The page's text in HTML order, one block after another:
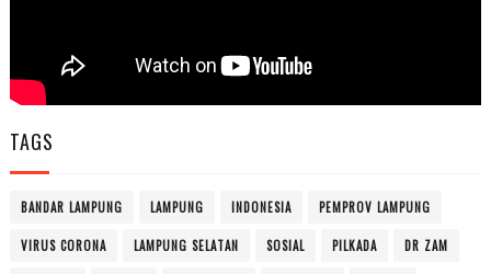
TAGS
BANDAR LAMPUNG LAMPUNG INDONESIA PEMPROV LAMPUNG
VIRUS CORONA LAMPUNG SELATAN SOSIAL PILKADA DR ZAM